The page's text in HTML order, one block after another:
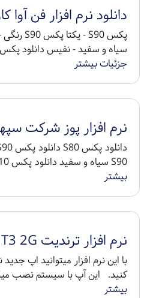
دانلود نرم افزار فن آوا
سیاه و سفید - نفیس دانلود پکس S910 - نفیس د...
جزئیات بیشتر
نرم افزار پوز شرکت
S90 سیاه و سفید دانلود پکس D210 ...
بیشتر
نرم افزار ترندیت T3 2G
با این نرم افزار میتوانید اپ
کنید. این آپ با سیستم نصب
بیشتر